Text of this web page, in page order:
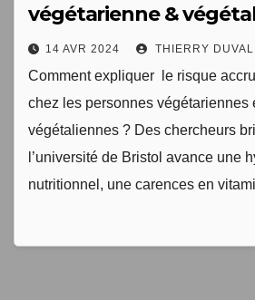
végétarienne &
14 AVR 2024 THIERRY DUVAL
Comment expliquer le risque
chez les personnes végétariennes
végétaliennes ? Des chercheurs
l’université de Bristol avance une
nutritionnel, une carences en